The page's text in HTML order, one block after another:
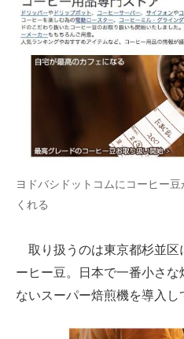
ビジネスと働き方のヒント
AI活用のいまが分かる
経営リーダーのコミュニティ
ITエンジニア向け専門サイト
IT製品の技術・比較・事例
製造業のIT導入・活用を支援
モノづくり技術者専門サイト
ヨドバシドットコムにコーヒー
くれる
取り扱うのは東京都杉並区
ーヒー豆。日本で一番小さ
ないスーパー焙煎機を導入し